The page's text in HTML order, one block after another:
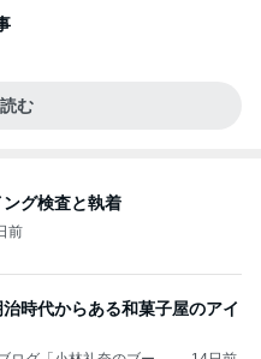
む
グ検査と執着
前
時代からある和菓子屋のアイ